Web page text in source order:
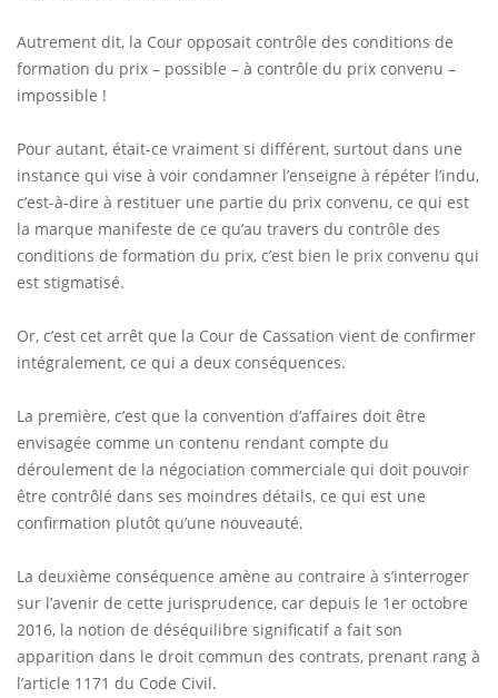
Autrement dit, la Cour opposait contrôle des conditions de
formation du prix – possible – à contrôle du prix convenu –
impossible !
Pour autant, était-ce vraiment si différent, surtout dans une
instance qui vise à voir condamner l’enseigne à répéter l’indu,
c’est-à-dire à restituer une partie du prix convenu, ce qui est
la marque manifeste de ce qu’au travers du contrôle des
conditions de formation du prix, c’est bien le prix convenu qui
est stigmatisé.
Or, c’est cet arrêt que la Cour de Cassation vient de confirmer
intégralement, ce qui a deux conséquences.
La première, c’est que la convention d’affaires doit être
envisagée comme un contenu rendant compte du
déroulement de la négociation commerciale qui doit pouvoir
être contrôlé dans ses moindres détails, ce qui est une
confirmation plutôt qu’une nouveauté.
La deuxième conséquence amène au contraire à s’interroger
sur l’avenir de cette jurisprudence, car depuis le 1er octobre
2016, la notion de déséquilibre significatif a fait son
apparition dans le droit commun des contrats, prenant rang à
l’article 1171 du Code Civil.